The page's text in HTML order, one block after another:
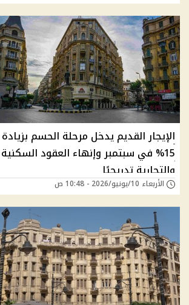
الإيجار القديم يدخل مرحلة الحسم بزيادة
15% في سبتمبر وإنهاء العقود السكنية
والتجارية تدريجيًا
الأربعاء 10/يونيو/2026 - 10:48 ص